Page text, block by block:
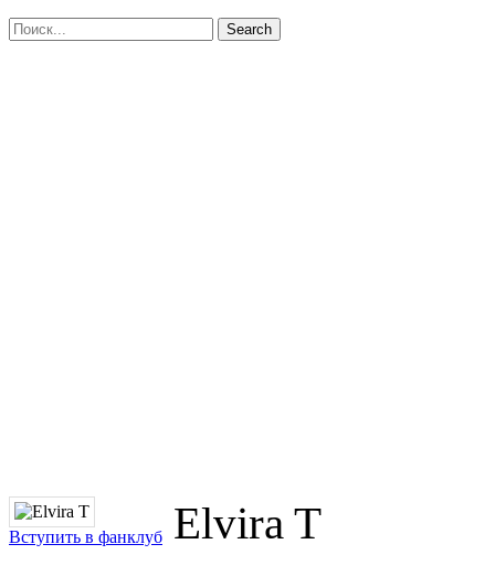
Вступить в фанклуб Elvira T